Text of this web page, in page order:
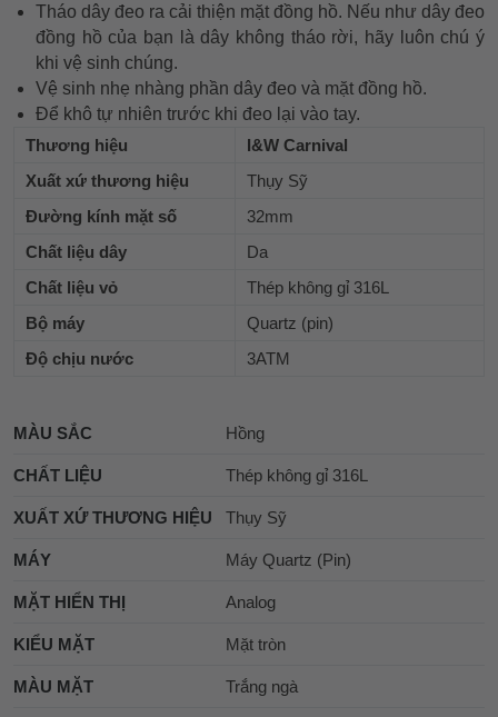
Tháo dây đeo ra cải thiện mặt đồng hồ. Nếu như dây đeo
đồng hồ của bạn là dây không tháo rời, hãy luôn chú ý
khi vệ sinh chúng.
Vệ sinh nhẹ nhàng phần dây đeo và mặt đồng hồ.
Để khô tự nhiên trước khi đeo lại vào tay.
Thương hiệu
I&W Carnival
Xuất xứ thương hiệu
Thụy Sỹ
Đường kính mặt số
32mm
Chất liệu dây
Da
Chất liệu vỏ
Thép không gỉ 316L
Bộ máy
Quartz (pin)
Độ chịu nước
3ATM
MÀU SẮC Hồng
CHẤT LIỆU Thép không gỉ 316L
XUẤT XỨ THƯƠNG HIỆU Thụy Sỹ
MÁY Máy Quartz (Pin)
MẶT HIỂN THỊ Analog
KIỂU MẶT Mặt tròn
MÀU MẶT Trắng ngà